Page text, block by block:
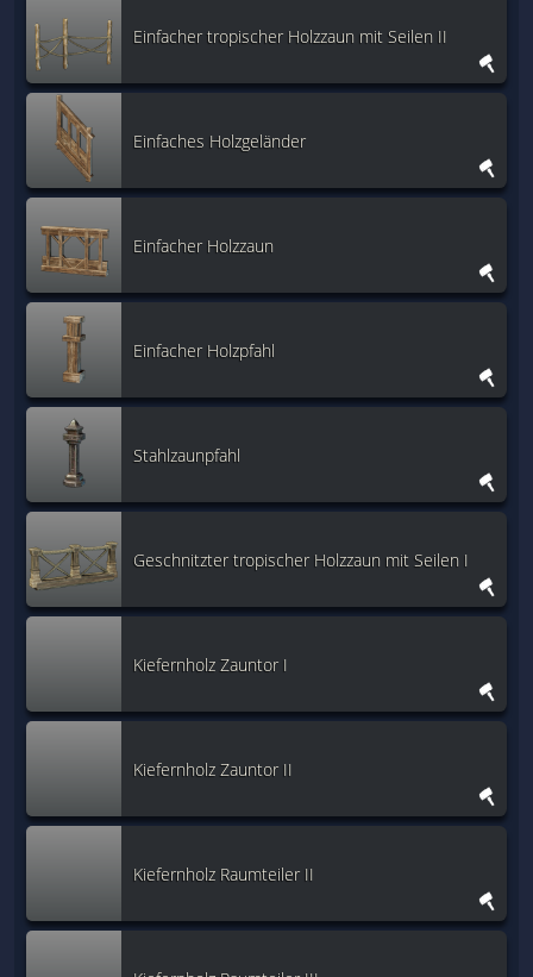
Einfacher tropischer Holzzaun mit Seilen II
Einfaches Holzgeländer
Einfacher Holzzaun
Einfacher Holzpfahl
Stahlzaunpfahl
Geschnitzter tropischer Holzzaun mit Seilen I
Kiefernholz Zauntor I
Kiefernholz Zauntor II
Kiefernholz Raumteiler II